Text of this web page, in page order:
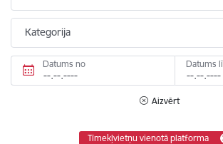
Kategorija
Datums no Datums
Aizvērt
Tīmekļvietņu vienotā platforma